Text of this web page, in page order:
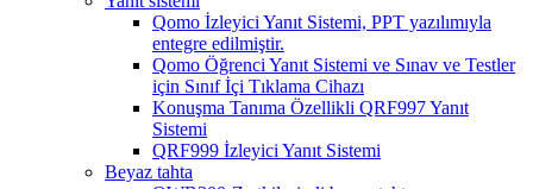
Qomo İzleyici Yanıt Sistemi, PPT yazılımıyla
entegre edilmiştir.
Qomo Öğrenci Yanıt Sistemi ve Sınav ve Testler
için Sınıf İçi Tıklama Cihazı
Konuşma Tanıma Özellikli QRF997 Yanıt
Sistemi
QRF999 İzleyici Yanıt Sistemi
Beyaz tahta